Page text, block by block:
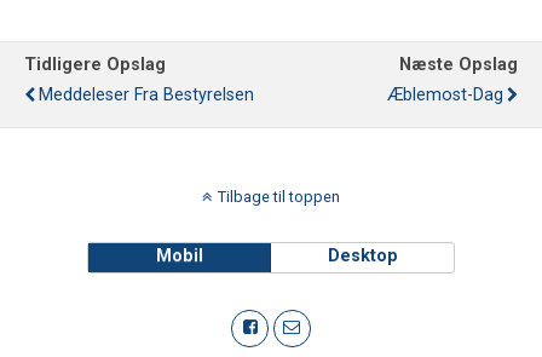
Tidligere Opslag
Meddeleser Fra Bestyrelsen
Næste Opslag
Æblemost-Dag
Tilbage til toppen
Mobil Desktop